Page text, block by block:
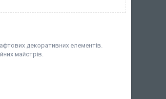
декоративних елементів.
майстрів.